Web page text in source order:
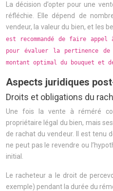
La décision d’opter pour une
réfléchie. Elle dépend de
vendeur, la valeur du bien, et les
est recommandé de faire
pour évaluer la pertinence
montant optimal du bouquet et
Aspects juridiques
Droits et obligations du
Une fois la vente à réméré
propriétaire légal du bien, mais
de rachat du vendeur. Il est tenu
ne peut pas le revendre ou
initial.
Le racheteur a le droit de
exemple) pendant la durée du